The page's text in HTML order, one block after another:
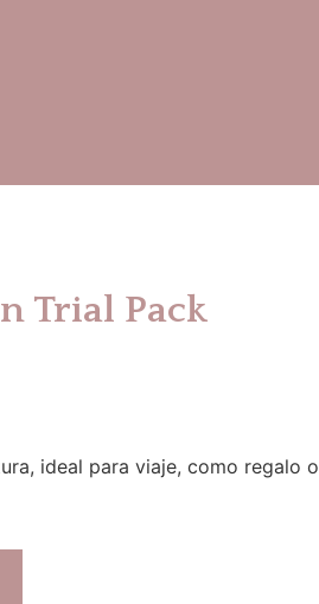
Trial Pack
ideal para viaje, como regalo o